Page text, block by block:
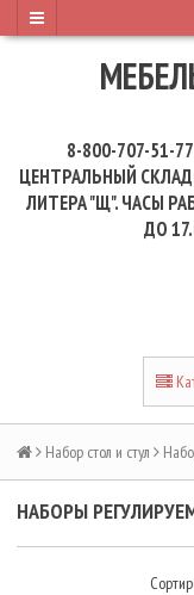
8-800-707-51-77
ЦЕНТРАЛЬНЫЙ
ЛИТЕРА "Щ". ЧАСЫ
ДО
Набор стол и стул
НАБОРЫ